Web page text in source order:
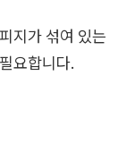
지가 섞여 있는
요합니다.